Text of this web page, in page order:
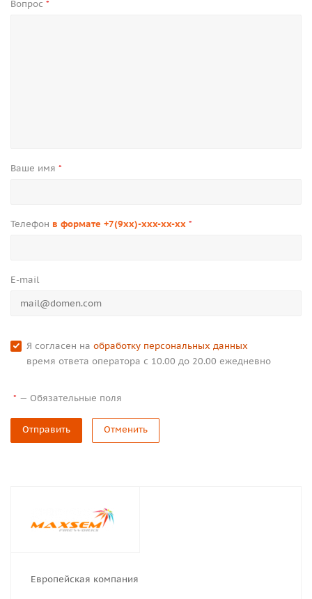
Вопрос *
Ваше имя *
Телефон в формате +7(9xx)-xxx-xx-xx *
E-mail
Я согласен на обработку персональных данных
время ответа оператора с 10.00 до 20.00 ежедневно
* — Обязательные поля
Отправить Отменить
Европейская компания